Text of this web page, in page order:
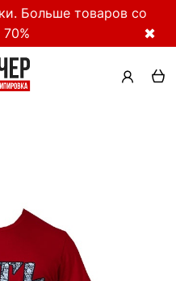
Больше товаров со
✖